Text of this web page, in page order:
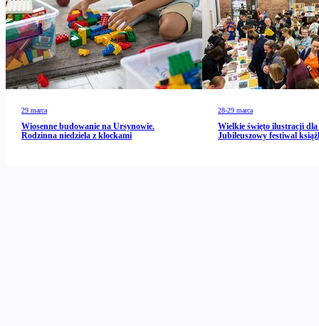
29 marca
Wiosenne budowanie na Ursynowie.
Rodzinna niedziela z klockami
28-29 marca
Wielkie święto ilustracji dla
Jubileuszowy festiwal